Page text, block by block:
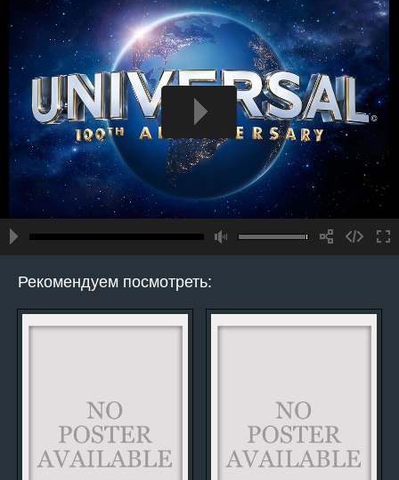
Рекомендуем посмотреть: